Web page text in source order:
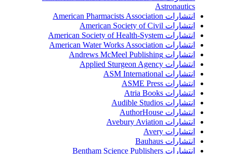
Astronautics
انتشارات American Pharmacists Association
انتشارات American Society of Civil
انتشارات American Society of Health-System
انتشارات American Water Works Association
انتشارات Andrews McMeel Publishing
انتشارات Applied Sturgeon Agency
انتشارات ASM International
انتشارات ASME Press
انتشارات Atria Books
انتشارات Audible Studios
انتشارات AuthorHouse
انتشارات Avebury Aviation
انتشارات Avery
انتشارات Bauhaus
انتشارات Bentham Science Publishers